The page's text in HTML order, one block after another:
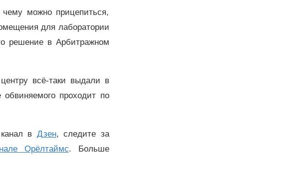
чему можно прицепиться,
для лаборатории
решение в Арбитражном
всё-таки выдали в
проходит по
в Дзен, следите за
Орёлтаймс. Больше